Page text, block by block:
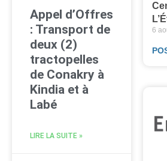
Appel d’Offres
: Transport de
deux (2)
tractopelles
de Conakry à
Kindia et à
Labé
LIRE LA SUITE »
6